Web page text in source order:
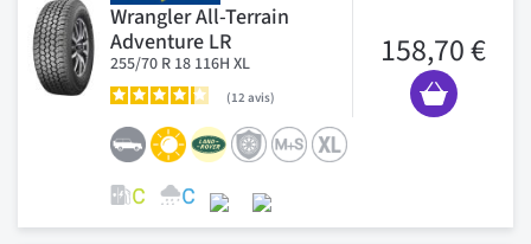
Wrangler All-Terrain
Adventure LR
255/70 R 18 116H XL
12 avis
158,70 €